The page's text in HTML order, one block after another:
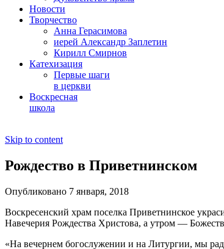
Новости
Творчество
Анна Герасимова
иерей Александр Заплетин
Кирилл Смирнов
Катехизация
Первые шаги
в церкви
Воскресная
школа
Skip to content
Рождество в Приветнинском
Опубликовано 7 января, 2018
Воскресенский храм поселка Приветнинское
Навечерия Рождества Христова, а утром —
«На вечернем богослужении и на Литургии, мы